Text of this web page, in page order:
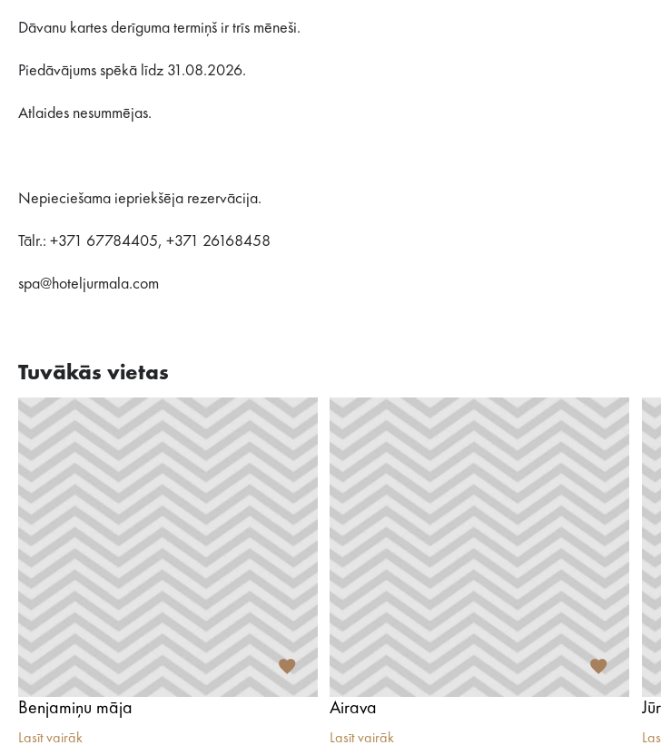
Dāvanu kartes derīguma termiņš ir trīs mēneši.
Piedāvājums spēkā līdz 31.08.2026.
Atlaides nesummējas.
Nepieciešama iepriekšēja rezervācija.
Tālr.: +371 67784405, +371 26168458
spa@hoteljurmala.com
Tuvākās vietas
Benjamiņu māja
Lasīt vairāk
Airava
Lasīt vairāk